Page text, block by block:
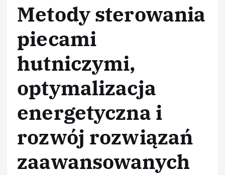
Metody sterowania
piecami
hutniczymi,
optymalizacja
energetyczna i
rozwój rozwiązań
zaawansowanych